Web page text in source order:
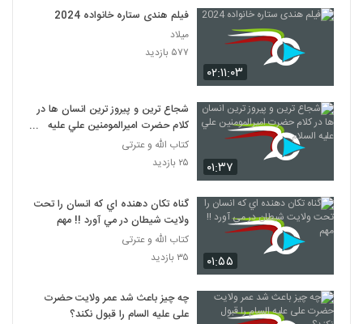
۰۲:۱۱:۰۳
فیلم هندی ستاره خانواده 2024
میلاد
۵۷۷ بازدید
۰۱:۳۷
شجاع ترين و پيروز ترين انسان ها در
کلام حضرت اميرالمومنين علي عليه
السلام
کتاب الله و عترتی
۲۵ بازدید
۰۱:۵۵
گناه تکان دهنده اي که انسان را تحت
ولايت شيطان در مي آورد !! مهم
کتاب الله و عترتی
۳۵ بازدید
چه چیز باعث شد عمر ولایت حضرت
علی علیه السام را قبول نکند؟